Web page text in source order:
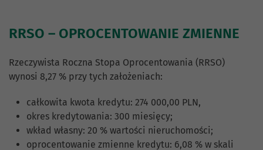
RRSO – OPROCENTOWANIE ZMIENNE
Rzeczywista Roczna Stopa Oprocentowania (RRSO)
wynosi 8,27 % przy tych założeniach:
całkowita kwota kredytu: 274 000,00 PLN,
okres kredytowania: 300 miesięcy;
wkład własny: 20 % wartości nieruchomości;
oprocentowanie zmienne kredytu: 6,08 % w skali